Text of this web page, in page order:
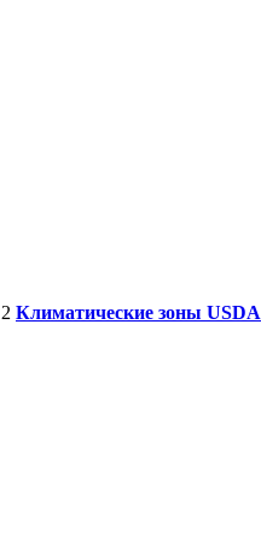
Климатические зоны USDA